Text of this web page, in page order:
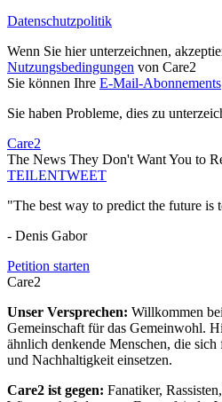
Datenschutzpolitik
Wenn Sie hier unterzeichnen,
Nutzungsbedingungen von Care2
Sie können Ihre E-Mail-Abonnements
Sie haben Probleme, dies zu
Care2
The News They Don't Want You to
TEILENTWEET
"The best way to predict the future is
- Denis Gabor
Petition starten
Care2
Unser Versprechen: Willkommen
Gemeinschaft für das Gemeinwohl.
ähnlich denkende Menschen, die
und Nachhaltigkeit einsetzen.
Care2 ist gegen: Fanatiker,